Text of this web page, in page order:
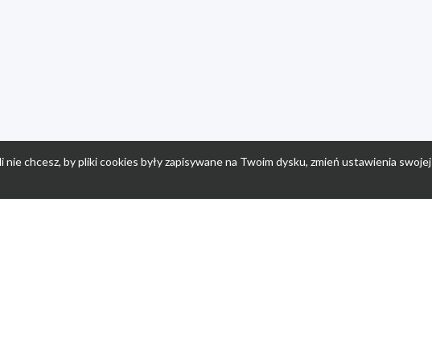
chcesz, by pliki cookies były zapisywane na Twoim dysku, zmień ustawienia swojej